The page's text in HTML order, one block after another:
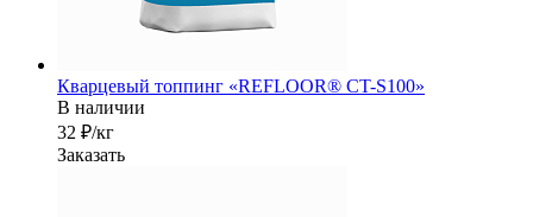
Кварцевый топпинг «REFLOOR® CT-S100»
В наличии
32 ₽/кг
Заказать